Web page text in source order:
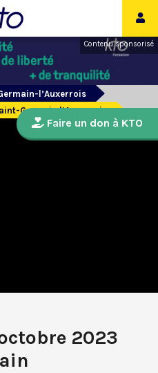
Contenu sponsorisé
l’Auxerrois
Germain l’Auxerrois
2023
Faire un don à KTO